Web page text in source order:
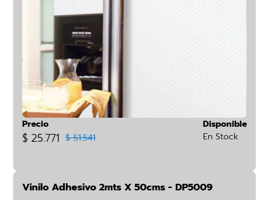
Precio
$ 25.771 $ 51.541
Disponible
En Stock
Vinilo Adhesivo 2mts X 50cms - DP5009